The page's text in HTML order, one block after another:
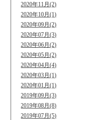
2020年11月(2)
2020年10月(1)
2020年09月(2)
2020年07月(3)
2020年06月(2)
2020年05月(2)
2020年04月(4)
2020年03月(1)
2020年01月(1)
2019年09月(3)
2019年08月(8)
2019年07月(5)